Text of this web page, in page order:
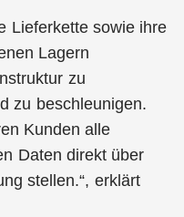
Lieferkette sowie ihre
Lagern
zu
zu beschleunigen.
Kunden alle
Daten direkt über
stellen.“, erklärt